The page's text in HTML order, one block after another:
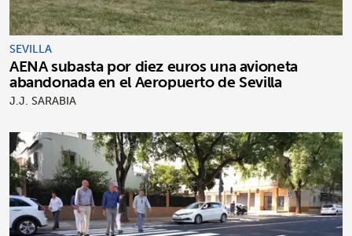
SEVILLA
AENA subasta por diez euros una avioneta
abandonada en el Aeropuerto de Sevilla
J.J. SARABIA